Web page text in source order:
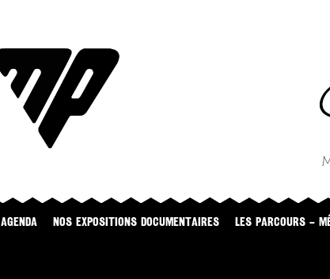
Agenda NOS EXPOSITIONS DOCUMENTAIRES LES PARCOURS –